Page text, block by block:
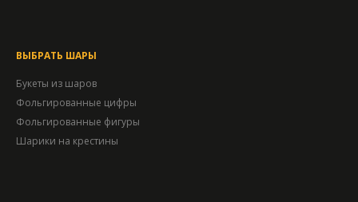
ВЫБРАТЬ ШАРЫ
Букеты из шаров
Фольгированные цифры
Фольгированные фигуры
Шарики на крестины